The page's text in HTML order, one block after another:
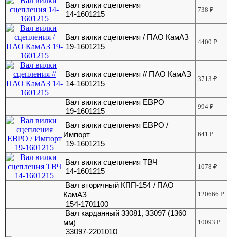
Вал вилки сцепления
14-1601215
738₽
Вал вилки сцепления / ПАО КамАЗ
19-1601215
4400₽
Вал вилки сцепления // ПАО КамАЗ
14-1601215
3713₽
Вал вилки сцепления ЕВРО
19-1601215
994₽
Вал вилки сцепления ЕВРО /
Импорт
19-1601215
641₽
Вал вилки сцепления ТВЧ
14-1601215
1078₽
Вал вторичный КПП-154 / ПАО
КамАЗ
154-1701100
120666₽
Вал карданный 33081, 33097 (1360
мм)
33097-2201010
10093₽